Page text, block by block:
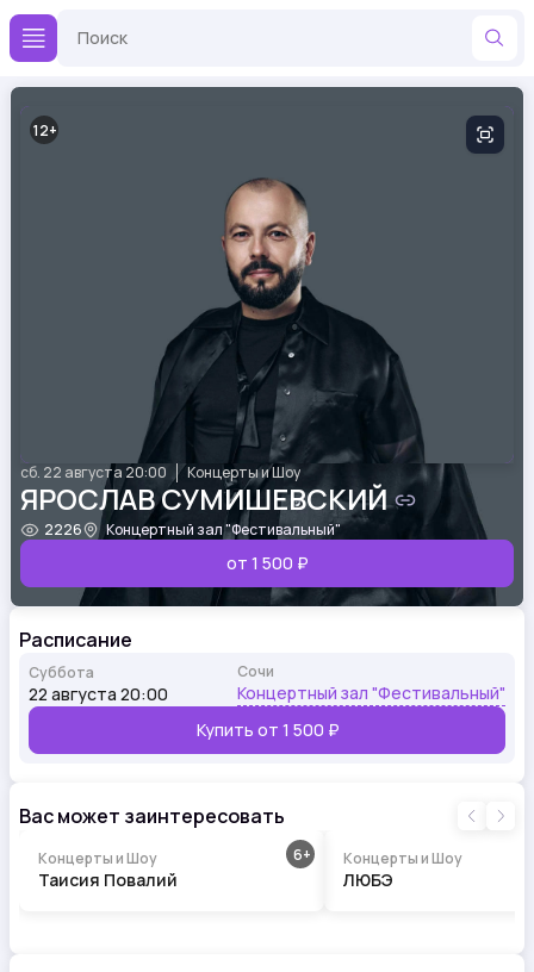
12
сб. 22 августа 20:00 Концерты и Шоу
ЯРОСЛАВ СУМИШЕВСКИЙ
2226 Концертный зал "Фестивальный"
от 1 500 ₽
Расписание
Суббота
22 августа 20:00
Сочи
Концертный зал "Фестивальный"
Купить от 1 500 ₽
Вас может заинтересовать
6
Концерты и Шоу
Таисия Повалий
Концерты и Шоу
ЛЮБЭ